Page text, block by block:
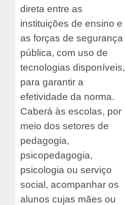
direta entre as
instituições de ensino e
as forças de segurança
pública, com uso de
tecnologias disponíveis,
para garantir a
efetividade da norma.
Caberá às escolas, por
meio dos setores de
pedagogia,
psicopedagogia,
psicologia ou serviço
social, acompanhar os
alunos cujas mães ou